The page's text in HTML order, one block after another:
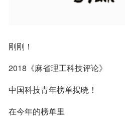
刚刚！
2018《麻省理工科技评论》
中国科技青年榜单揭晓！
在今年的榜单里